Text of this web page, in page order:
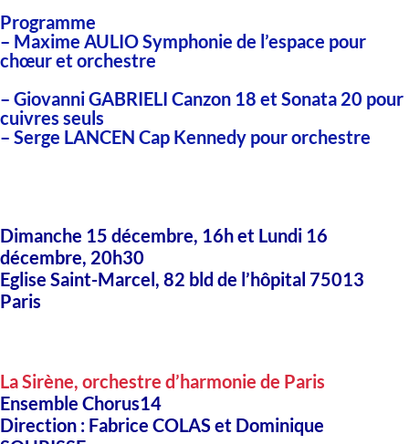
Programme
– Maxime AULIOSymphonie de l’espace pour
chœur et orchestre
– Giovanni GABRIELI Canzon 18 et Sonata 20 pour
cuivres seuls
– Serge LANCEN Cap Kennedy pour orchestre
Dimanche 15 décembre, 16h et Lundi 16
décembre, 20h30
Eglise Saint-Marcel, 82 bld de l’hôpital 75013
Paris
La Sirène, orchestre d’harmonie de Paris
Ensemble Chorus14
Direction : Fabrice COLAS et Dominique